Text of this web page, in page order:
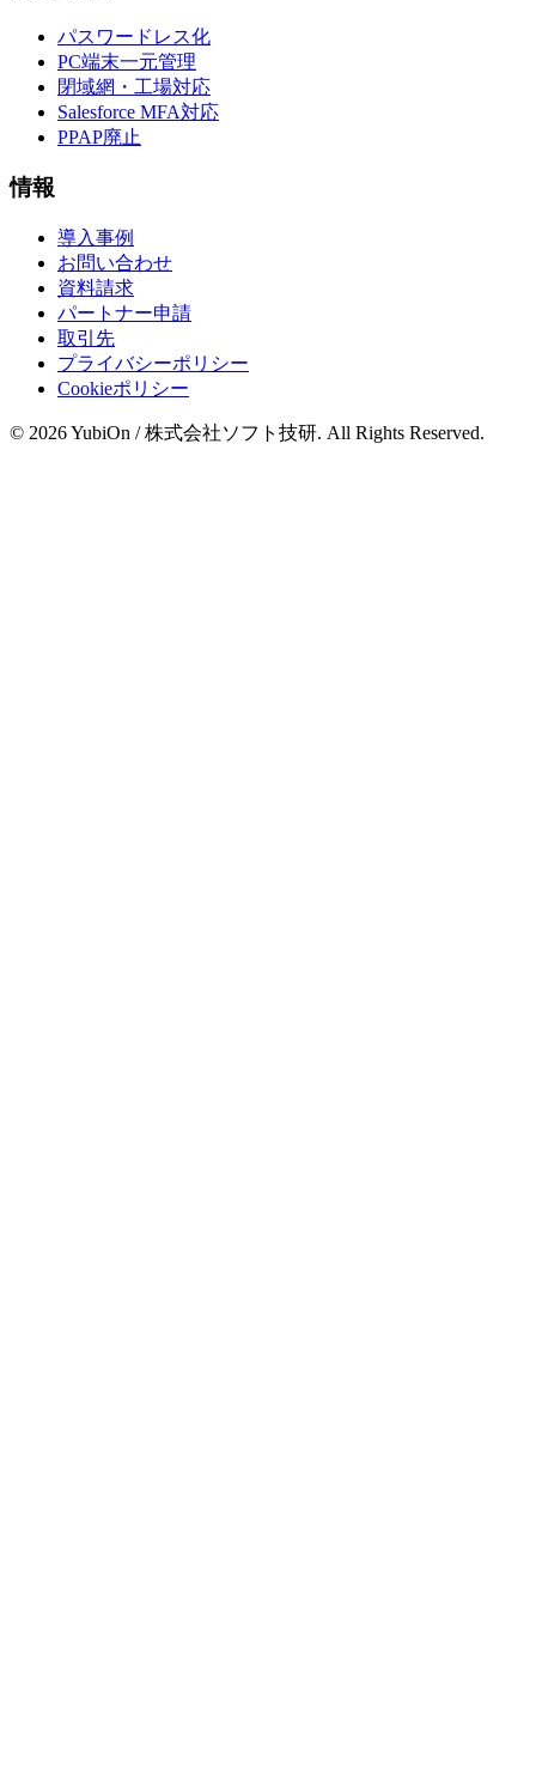
パスワードレス化
PC端末一元管理
閉域網・工場対応
Salesforce MFA対応
PPAP廃止
情報
導入事例
お問い合わせ
資料請求
パートナー申請
取引先
プライバシーポリシー
Cookieポリシー
© 2026 YubiOn / 株式会社ソフト技研. All Rights Reserved.